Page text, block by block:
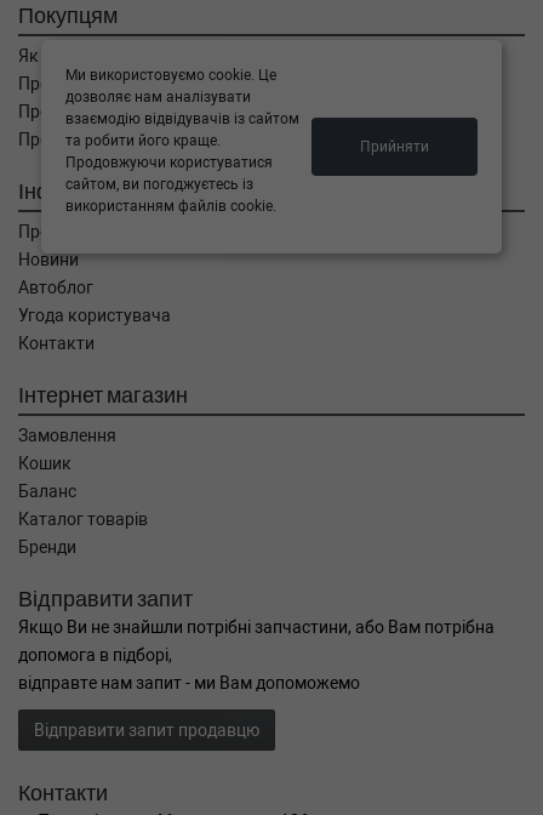
Покупцям
Як замовити
Про оплату
Про доставку
Про повернення
Інформація
Про компанію
Новини
Автоблог
Угода користувача
Контакти
Інтернет магазин
Замовлення
Кошик
Баланс
Каталог товарів
Бренди
Відправити запит
Якщо Ви не знайшли потрібні запчастини, або Вам потрібна
допомога в підборі,
відправте нам запит - ми Вам допоможемо
Відправити запит продавцю
Контакти
Ми використовуємо cookie. Це
дозволяє нам аналізувати
взаємодію відвідувачів із сайтом
та робити його краще.
Продовжуючи користуватися
сайтом, ви погоджуєтесь із
використанням файлів cookie.
Прийняти